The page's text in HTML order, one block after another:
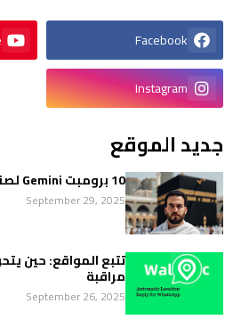
Facebook
Instagram
جديد الموقع
10 برومبت Gemini لصناعة صور الترند الجديد
September 29, 2025
تتبع المواقع: حين
مراقبة
September 26, 2025